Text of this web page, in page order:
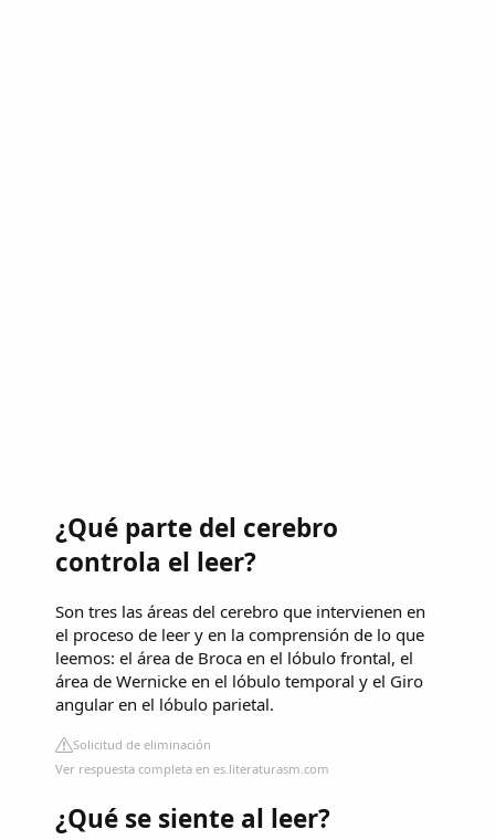
¿Qué parte del cerebro
controla el leer?
Son tres las áreas del cerebro que intervienen en
el proceso de leer y en la comprensión de lo que
leemos: el área de Broca en el lóbulo frontal, el
área de Wernicke en el lóbulo temporal y el Giro
angular en el lóbulo parietal.
Solicitud de eliminación
Ver respuesta completa en es.literaturasm.com
¿Qué se siente al leer?